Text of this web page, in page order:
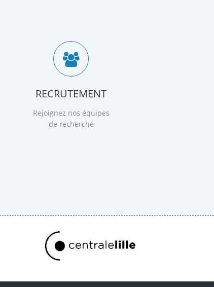
RECRUTEMENT
Rejoignez nos équipes
de recherche